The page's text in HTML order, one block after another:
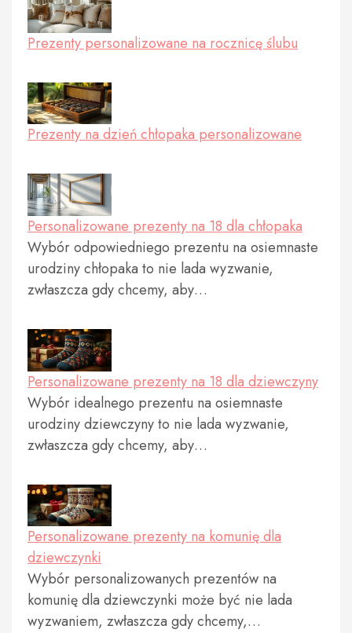
Prezenty personalizowane na rocznicę ślubu
Prezenty na dzień chłopaka personalizowane
Personalizowane prezenty na 18 dla chłopaka
Wybór odpowiedniego prezentu na osiemnaste
urodziny chłopaka to nie lada wyzwanie,
zwłaszcza gdy chcemy, aby…
Personalizowane prezenty na 18 dla dziewczyny
Wybór idealnego prezentu na osiemnaste
urodziny dziewczyny to nie lada wyzwanie,
zwłaszcza gdy chcemy, aby…
Personalizowane prezenty na komunię dla
dziewczynki
Wybór personalizowanych prezentów na
komunię dla dziewczynki może być nie lada
wyzwaniem, zwłaszcza gdy chcemy,…